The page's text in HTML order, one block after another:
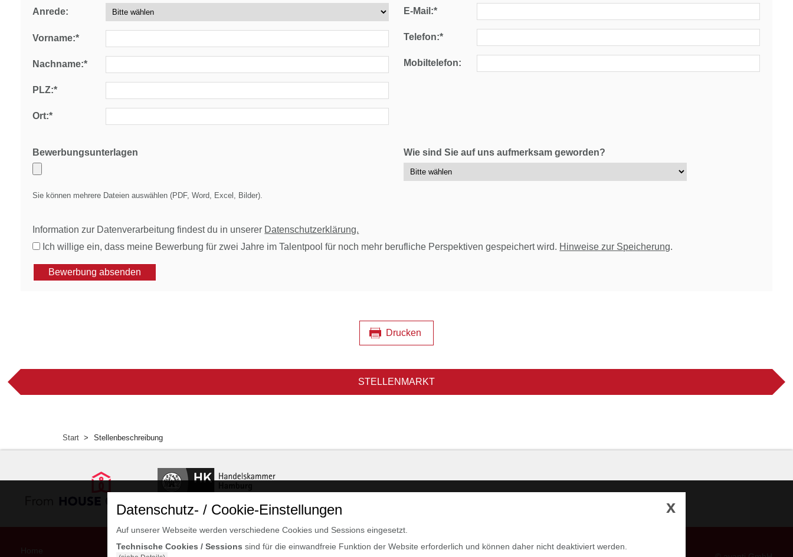
Anrede:
Vorname:*
Nachname:*
PLZ:*
Ort:*
E-Mail:*
Telefon:*
Mobiltelefon:
Bewerbungsunterlagen
Sie können mehrere Dateien auswählen (PDF, Word, Excel, Bilder).
Wie sind Sie auf uns aufmerksam geworden?
Information zur Datenverarbeitung findest du in unserer Datenschutzerklärung.
Ich willige ein, dass meine Bewerbung für zwei Jahre im Talentpool für noch mehr berufliche Perspektiven gespeichert wird. Hinweise zur Speicherung.
Bewerbung absenden
Drucken
STELLENMARKT
Start Stellenbeschreibung
Interne Downloads
x
Datenschutz- / Cookie-Einstellungen
Auf unserer Webseite werden verschiedene Cookies und Sessions eingesetzt.
Technische Cookies / Sessions sind für die einwandfreie Funktion der Website erforderlich und können daher nicht deaktiviert werden.